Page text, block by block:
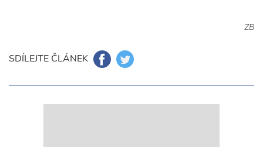
ZB
SDÍLEJTE ČLÁNEK